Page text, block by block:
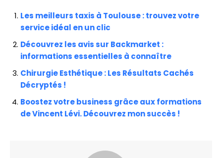
Les meilleurs taxis à Toulouse : trouvez votre
service idéal en un clic
Découvrez les avis sur Backmarket :
informations essentielles à connaître
Chirurgie Esthétique : Les Résultats Cachés
Décryptés !
Boostez votre business grâce aux formations
de Vincent Lévi. Découvrez mon succès !